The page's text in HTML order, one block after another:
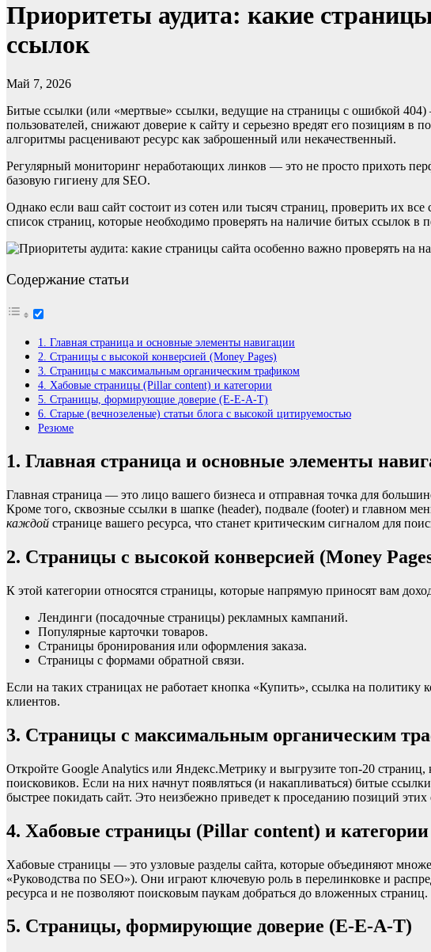
Приоритеты аудита: какие
ссылок
Май 7, 2026
Битые ссылки (или «мертвые» ссылки, ведущие на страницы с ошибкой
пользователей, снижают доверие к сайту и серьезно вредят его позициям
алгоритмы расценивают ресурс как заброшенный или некачественный.
Регулярный мониторинг неработающих линков — это не просто прихоть
базовую гигиену для SEO.
Однако если ваш сайт состоит из сотен или тысяч страниц, проверить их
список страниц, которые необходимо проверять на наличие битых ссылок в
Содержание статьи
1. Главная страница и основные элементы навигации
2. Страницы с высокой конверсией (Money Pages)
3. Страницы с максимальным органическим трафиком
4. Хабовые страницы (Pillar content) и категории
5. Страницы, формирующие доверие (E-E-A-T)
6. Старые (вечнозеленые) статьи блога с высокой цитируемостью
Резюме
1. Главная страница и основные элементы
Главная страница — это лицо вашего бизнеса и отправная точка для
Кроме того, сквозные ссылки в шапке (header), подвале (footer) и главном
каждой странице вашего ресурса, что станет критическим сигналом для
2. Страницы с высокой конверсией (Money
К этой категории относятся страницы, которые напрямую приносят вам
Лендинги (посадочные страницы) рекламных кампаний.
Популярные карточки товаров.
Страницы бронирования или оформления заказа.
Страницы с формами обратной связи.
Если на таких страницах не работает кнопка «Купить», ссылка на
клиентов.
3. Страницы с максимальным органическим
Откройте Google Analytics или Яндекс.Метрику и выгрузите топ-20
поисковиков. Если на них начнут появляться (и накапливаться) битые
быстрее покидать сайт. Это неизбежно приведет к проседанию позиций этих
4. Хабовые страницы (Pillar content) и категории
Хабовые страницы — это узловые разделы сайта, которые объединяют
«Руководства по SEO»). Они играют ключевую роль в перелинковке и
ресурса и не позволяют поисковым паукам добраться до вложенных страниц.
5. Страницы, формирующие доверие (E-E-A-T)